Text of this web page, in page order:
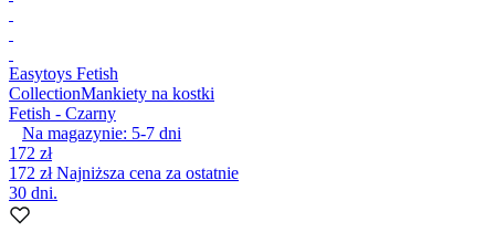
Easytoys Fetish
CollectionMankiety na kostki
Fetish - Czarny
Na magazynie: 5-7 dni
172 zł
172 złNajniższa cena za ostatnie
30 dni.